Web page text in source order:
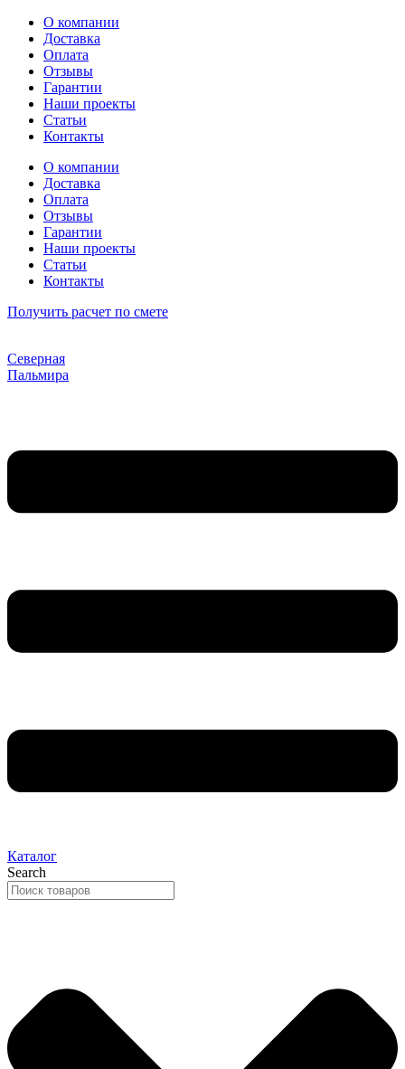
Перейти
содержимому
О компании
Доставка
Оплата
Отзывы
Гарантии
Наши проекты
Статьи
Контакты
О компании
Доставка
Оплата
Отзывы
Гарантии
Наши проекты
Статьи
Контакты
Получить расчет по смете
Северная
Пальмира
Каталог
Search